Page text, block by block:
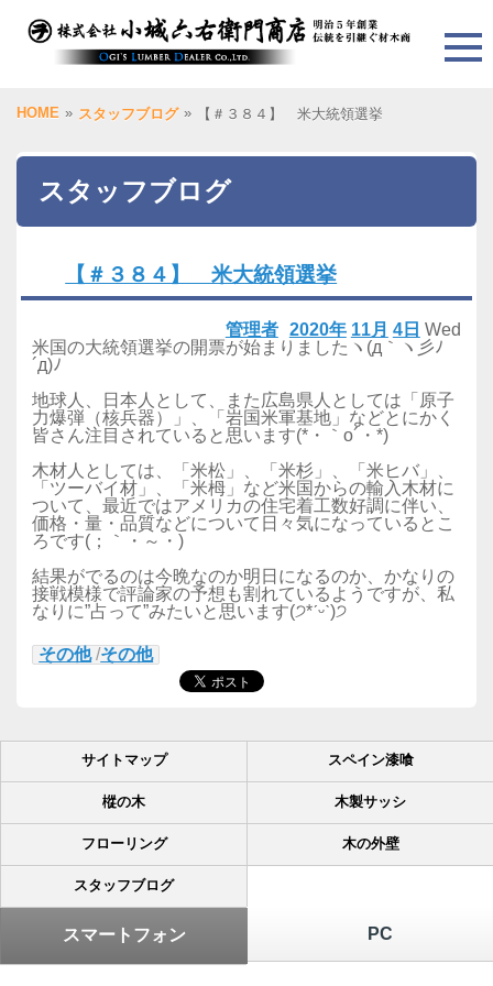
HOME » スタッフブログ » 【＃３８４】 米大統領選挙
スタッフブログ
【＃３８４】 米大統領選挙
2020年 11月 4日 Wed
管理者
米国の大統領選挙の開票が始まりましたヽ(д｀ヽ彡ﾉ
´д)ﾉ
地球人、日本人として、また広島県人としては「原子
力爆弾（核兵器）」、「岩国米軍基地」などとにかく
皆さん注目されていると思います(*・｀o´・*)
木材人としては、「米松」、「米杉」、「米ヒバ」、
「ツーバイ材」、「米栂」など米国からの輸入木材に
ついて、最近ではアメリカの住宅着工数好調に伴い、
価格・量・品質などについて日々気になっているとこ
ろです(；｀・～・)
結果がでるのは今晩なのか明日になるのか、かなりの
接戦模様で評論家の予想も割れているようですが、私
なりに”占って”みたいと思います(੭*ˊᵕˋ)੭
その他/その他
サイトマップ スペイン漆喰
樅の木 木製サッシ
フローリング 木の外壁
スタッフブログ
PC
スマートフォン